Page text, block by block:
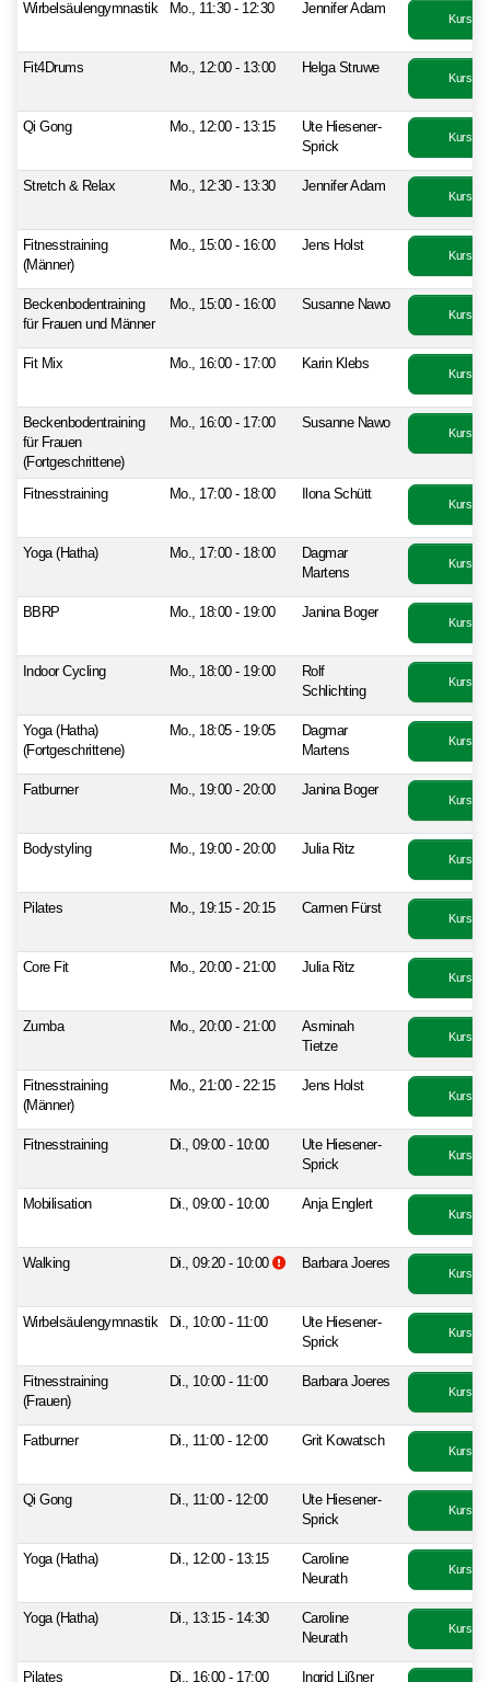
Wirbelsäulengymnastik Mo., 11:30 - 12:30 Jennifer Adam
Kurs
Fit4Drums Mo., 12:00 - 13:00 Helga Struwe
Kurs
Qi Gong Mo., 12:00 - 13:15
Ute Hiesener-
Sprick
Kurs
Stretch & Relax Mo., 12:30 - 13:30 Jennifer Adam
Kurs
Fitnesstraining
(Männer)
Mo., 15:00 - 16:00 Jens Holst
Kurs
Beckenbodentraining
für Frauen und Männer
Mo., 15:00 - 16:00 Susanne Nawo
Kurs
Fit Mix Mo., 16:00 - 17:00 Karin Klebs
Kurs
Beckenbodentraining
für Frauen
(Fortgeschrittene)
Mo., 16:00 - 17:00 Susanne Nawo
Kurs
Fitnesstraining Mo., 17:00 - 18:00 Ilona Schütt
Kurs
Yoga (Hatha) Mo., 17:00 - 18:00
Dagmar
Martens
Kurs
BBRP Mo., 18:00 - 19:00 Janina Boger
Kurs
Indoor Cycling Mo., 18:00 - 19:00
Rolf
Schlichting
Kurs
Yoga (Hatha)
(Fortgeschrittene)
Mo., 18:05 - 19:05
Dagmar
Martens
Kurs
Fatburner Mo., 19:00 - 20:00 Janina Boger
Kurs
Bodystyling Mo., 19:00 - 20:00 Julia Ritz
Kurs
Pilates Mo., 19:15 - 20:15 Carmen Fürst
Kurs
Core Fit Mo., 20:00 - 21:00 Julia Ritz
Kurs
Zumba Mo., 20:00 - 21:00
Asminah
Tietze
Kurs
Fitnesstraining
(Männer)
Mo., 21:00 - 22:15 Jens Holst
Kurs
Fitnesstraining Di., 09:00 - 10:00
Ute Hiesener-
Sprick
Kurs
Mobilisation Di., 09:00 - 10:00 Anja Englert
Kurs
Walking Di., 09:20 - 10:00 Zusatzinformationen beachten.
Barbara Joeres
Kurs
Wirbelsäulengymnastik Di., 10:00 - 11:00
Ute Hiesener-
Sprick
Kurs
Fitnesstraining
(Frauen)
Di., 10:00 - 11:00 Barbara Joeres
Kurs
Fatburner Di., 11:00 - 12:00 Grit Kowatsch
Kurs
Qi Gong Di., 11:00 - 12:00
Ute Hiesener-
Sprick
Kurs
Yoga (Hatha) Di., 12:00 - 13:15
Caroline
Neurath
Kurs
Yoga (Hatha) Di., 13:15 - 14:30
Caroline
Neurath
Kurs
Pilates Di., 16:00 - 17:00 Ingrid Lißner